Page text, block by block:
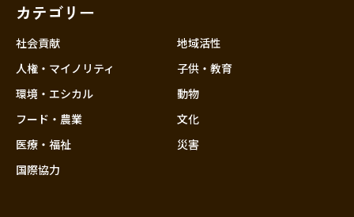
近畿
カテゴリー
社会貢献
人権・マイノリティ
環境・エシカル
フード・農業
医療・福祉
国際協力
地域活性
子供・教育
動物
文化
災害